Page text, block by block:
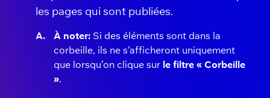
les pages qui sont publiées.
À noter: Si des éléments sont dans la
corbeille, ils ne s’afficheront uniquement
que lorsqu’on clique sur le filtre « Corbeille
».